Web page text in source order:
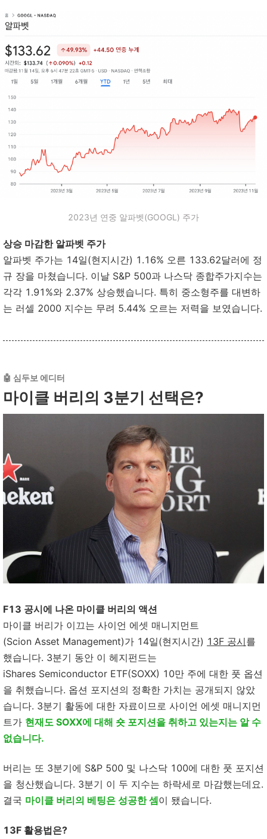
2023년 연중 알파벳(GOOGL) 주가
상승 마감한 알파벳 주가
알파벳 주가는 14일(현지시간) 1.16% 오른 133.62달러에 정
규 장을 마쳤습니다. 이날 S&P 500과 나스닥 종합주가지수는
각각 1.91%와 2.37% 상승했습니다. 특히 중소형주를 대변하
는 러셀 2000 지수는 무려 5.44% 오르는 저력을 보였습니다.
🤖 심두보 에디터
마이클 버리의 3분기 선택은?
F13 공시에 나온 마이클 버리의 액션
마이클 버리가 이끄는 사이언 에셋 매니지먼트
(Scion Asset Management)가 14일(현지시간) 13F 공시를
했습니다. 3분기 동안 이 헤지펀드는
iShares Semiconductor ETF(SOXX) 10만 주에 대한 풋 옵션
을 취했습니다. 옵션 포지션의 정확한 가치는 공개되지 않았
습니다. 3분기 활동에 대한 자료이므로 사이언 에셋 매니지먼
트가 현재도 SOXX에 대해 숏 포지션을 취하고 있는지는 알 수
없습니다.
버리는 또 3분기에 S&P 500 및 나스닥 100에 대한 풋 포지션
을 청산했습니다. 3분기 이 두 지수는 하락세로 마감했는데요.
결국 마이클 버리의 베팅은 성공한 셈이 됐습니다.
13F 활용법은?